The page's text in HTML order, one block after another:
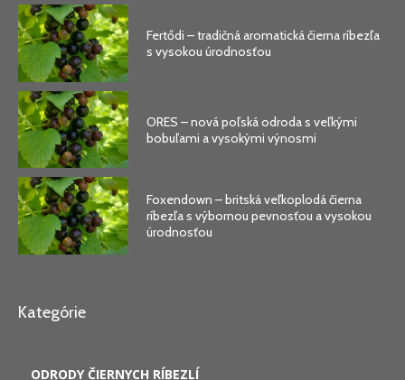
Fertődi – tradičná aromatická čierna ríbezľa
s vysokou úrodnosťou
ORES – nová poľská odroda s veľkými
bobuľami a vysokými výnosmi
Foxendown – britská veľkoplodá čierna
ríbezľa s výbornou pevnosťou a vysokou
úrodnosťou
Kategórie
ODRODY ČIERNYCH RÍBEZLÍ